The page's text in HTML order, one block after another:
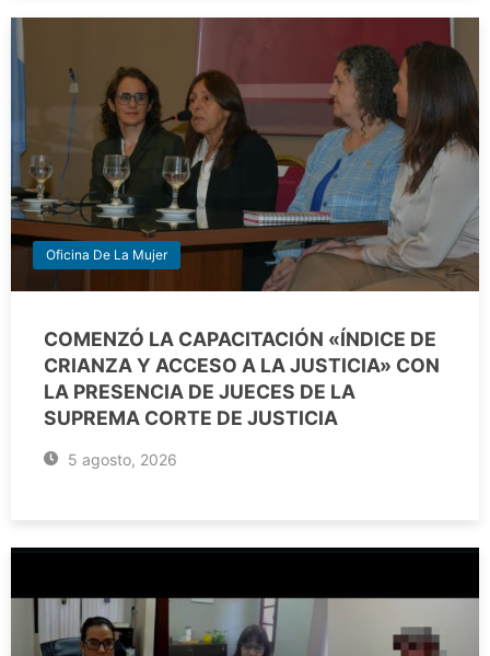
Oficina De La Mujer
COMENZÓ LA CAPACITACIÓN «ÍNDICE DE
CRIANZA Y ACCESO A LA JUSTICIA» CON
LA PRESENCIA DE JUECES DE LA
SUPREMA CORTE DE JUSTICIA
5 agosto, 2026